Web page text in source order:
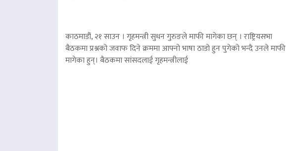
काठमाडौं, २१ साउन । गृहमन्त्री सुधन गुरुङले माफी मागेका छन् । राष्ट्रियसभा
बैठकमा प्रश्नको जवाफ दिने क्रममा आफ्नो भाषा ठाडो हुन पुगेको भन्दै उनले माफी
मागेका हुन्। बैठकमा सांसदलाई गृहमन्त्रीलाई